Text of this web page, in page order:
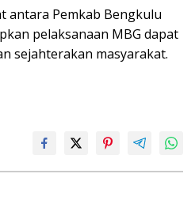
antara Pemkab Bengkulu
pelaksanaan MBG dapat
sejahterakan masyarakat.